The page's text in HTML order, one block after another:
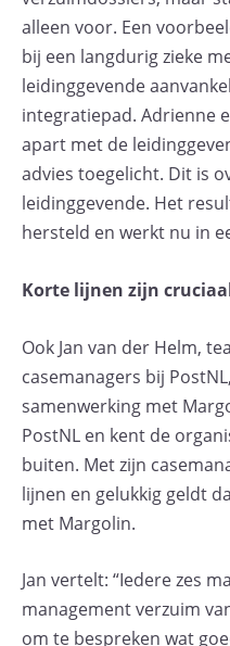
alleen voor. Een
bij een langdurig zieke
leidinggevende
integratiepad. Adrienne
apart met de
advies toegelicht. Dit is
leidinggevende. Het
hersteld en werkt nu in
Korte lijnen zijn
Ook Jan van der Helm,
casemanagers bij
samenwerking met
PostNL en kent de
buiten. Met zijn
lijnen en gelukkig geldt
met Margolin.
Jan vertelt: “Iedere zes
management verzuim
om te bespreken wat